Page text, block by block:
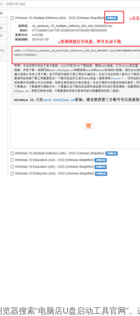
器搜索“电脑店U盘启动工具官网”